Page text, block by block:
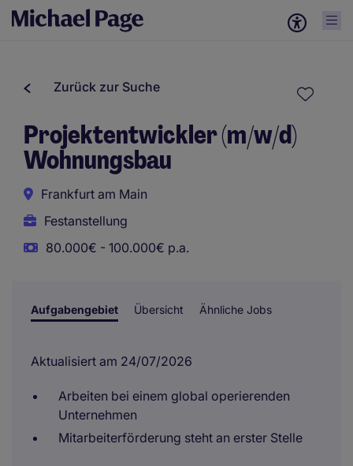
Zurück zur Suche
Projektentwickler (m/w/d)
Wohnungsbau
Frankfurt am Main
Festanstellung
80.000€ - 100.000€ p.a.
Aufgabengebiet Übersicht Ähnliche Jobs
Aktualisiert am 24/07/2026
Arbeiten bei einem global operierenden
Unternehmen
Mitarbeiterförderung steht an erster Stelle